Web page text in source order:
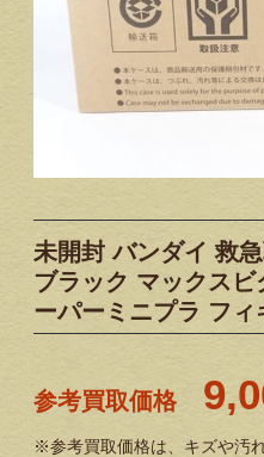
未開封 バンダイ 救
ブラック マックス
ーパーミニプラ フィ
参考買取価格
※参考買取価格は、キズや汚